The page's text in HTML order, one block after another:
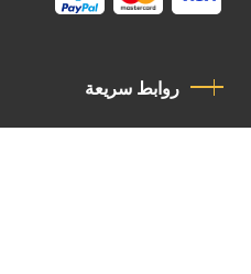
روابط سريعة